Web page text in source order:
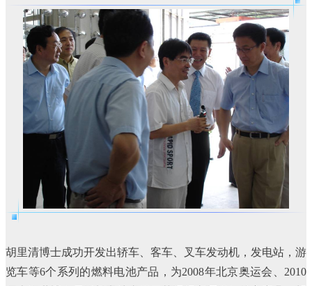
胡里清博士成功开发出轿车、客车、叉车发动机，发电站，游
览车等6个系列的燃料电池产品，为2008年北京奥运会、2010